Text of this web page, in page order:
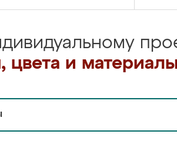
и материалы